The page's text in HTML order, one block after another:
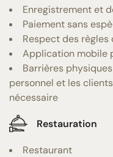
Enregistrement et
Paiement sans
Respect des
Application mobile
Barrières
personnel et les
nécessaire
Restauration
Restaurant